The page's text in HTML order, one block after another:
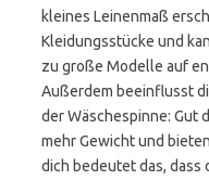
kleines Leinenmaß
Kleidungsstücke und
zu große Modelle auf
Außerdem beeinflusst
der Wäschespinne: Gut
mehr Gewicht und
dich bedeutet das, dass